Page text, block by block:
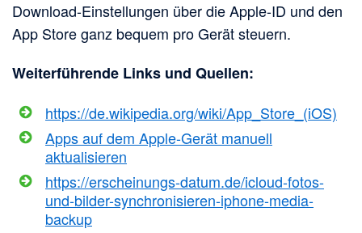
Download-Einstellungen über die Apple-ID und den
App Store ganz bequem pro Gerät steuern.
Weiterführende Links und Quellen:
https://de.wikipedia.org/wiki/App_Store_(iOS)
Apps auf dem Apple-Gerät manuell
aktualisieren
https://erscheinungs-datum.de/icloud-fotos-
und-bilder-synchronisieren-iphone-media-
backup